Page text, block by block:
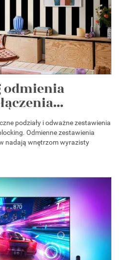
podziały i odważne zestawienia
Odmienne zestawienia
nadają wnętrzom wyrazisty